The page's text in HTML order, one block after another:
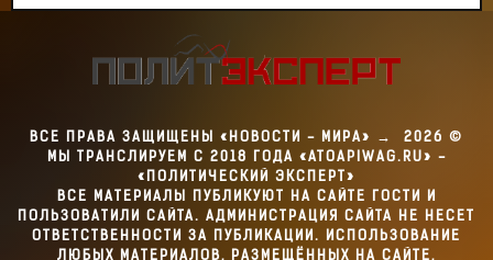
ВСЕ ПРАВА ЗАЩИЩЕНЫ «НОВОСТИ - МИРА» → 2026 ©
МЫ ТРАНСЛИРУЕМ С 2018 ГОДА «ATOAPIWAG.RU» -
«ПОЛИТИЧЕСКИЙ ЭКСПЕРТ»
ВСЕ МАТЕРИАЛЫ ПУБЛИКУЮТ НА САЙТЕ ГОСТИ И
ПОЛЬЗОВАТИЛИ САЙТА. АДМИНИСТРАЦИЯ САЙТА НЕ НЕСЕТ
ОТВЕТСТВЕННОСТИ ЗА ПУБЛИКАЦИИ. ИСПОЛЬЗОВАНИЕ
ЛЮБЫХ МАТЕРИАЛОВ, РАЗМЕЩЁННЫХ НА САЙТЕ,